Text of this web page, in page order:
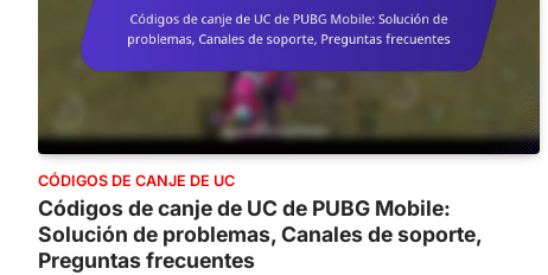
CÓDIGOS DE CANJE DE UC
Códigos de canje de UC de PUBG Mobile:
Solución de problemas, Canales de soporte,
Preguntas frecuentes